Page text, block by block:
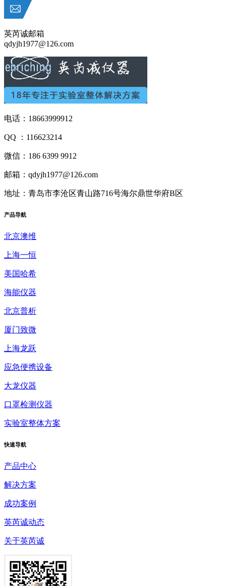
英芮诚邮箱
qdyjh1977@126.com
电话：18663999912
QQ ：116623214
微信：186 6399 9912
邮箱：qdyjh1977@126.com
地址：青岛市李沧区青山路716号海尔鼎世华府B区
产品导航
北京澳维
上海一恒
美国哈希
海能仪器
北京普析
厦门致微
上海龙跃
应急便携设备
大龙仪器
口罩检测仪器
实验室整体方案
快速导航
产品中心
解决方案
成功案例
英芮诚动态
关于英芮诚